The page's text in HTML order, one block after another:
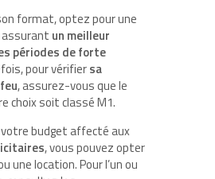
format, optez pour une
un meilleur
périodes de forte
pour vérifiersa
, assurez-vous que le
choix soit classé M1.
budget affecté aux
, vous pouvez opter
une location. Pour l’un ou